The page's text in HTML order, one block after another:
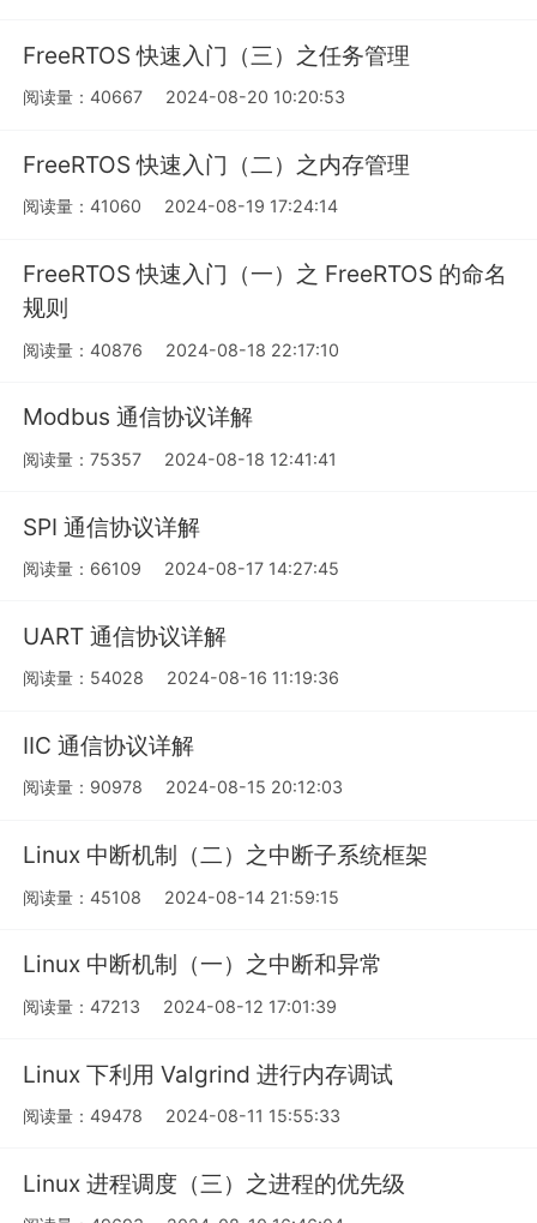
FreeRTOS 快速入门（三）之任务管理
阅读量：40667 2024-08-20 10:20:53
FreeRTOS 快速入门（二）之内存管理
阅读量：41060 2024-08-19 17:24:14
FreeRTOS 快速入门（一）之 FreeRTOS 的命名
规则
阅读量：40876 2024-08-18 22:17:10
Modbus 通信协议详解
阅读量：75357 2024-08-18 12:41:41
SPI 通信协议详解
阅读量：66109 2024-08-17 14:27:45
UART 通信协议详解
阅读量：54028 2024-08-16 11:19:36
IIC 通信协议详解
阅读量：90978 2024-08-15 20:12:03
Linux 中断机制（二）之中断子系统框架
阅读量：45108 2024-08-14 21:59:15
Linux 中断机制（一）之中断和异常
阅读量：47213 2024-08-12 17:01:39
Linux 下利用 Valgrind 进行内存调试
阅读量：49478 2024-08-11 15:55:33
Linux 进程调度（三）之进程的优先级